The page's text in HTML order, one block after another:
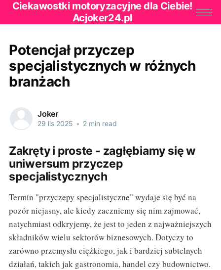
Ciekawostki motoryzacyjne dla Ciebie!
Acjoker24.pl
Potencjał przyczep
specjalistycznych w różnych
branżach
Joker
29 lis 2025 • 2 min read
Zakręty i proste - zagłębiamy się w
uniwersum przyczep
specjalistycznych
Termin "przyczepy specjalistyczne" wydaje się być na
pozór niejasny, ale kiedy zaczniemy się nim zajmować,
natychmiast odkryjemy, że jest to jeden z najważniejszych
składników wielu sektorów biznesowych. Dotyczy to
zarówno przemysłu ciężkiego, jak i bardziej subtelnych
działań, takich jak gastronomia, handel czy budownictwo.